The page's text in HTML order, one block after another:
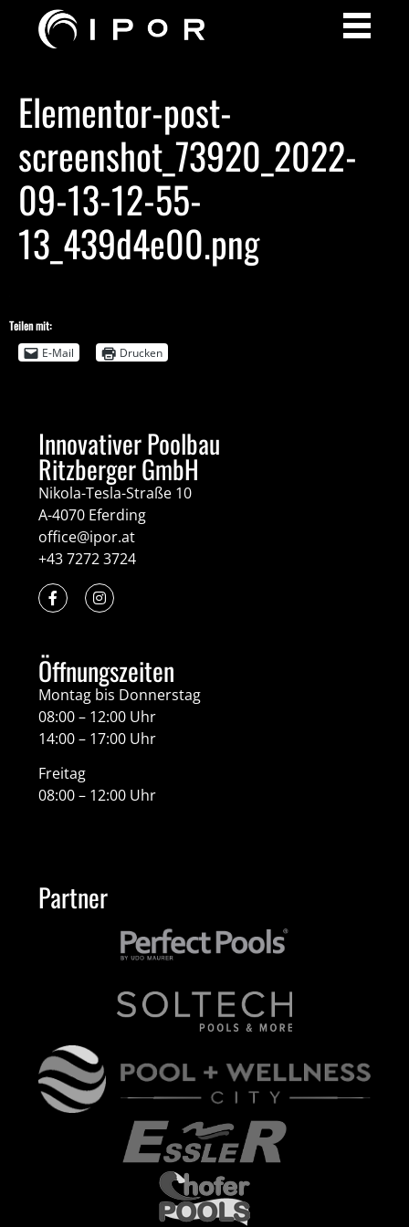
Elementor-post-
screenshot_73920_2022-
09-13-12-55-
13_439d4e00.png
Teilen mit:
E-Mail
Drucken
Innovativer Poolbau
Ritzberger GmbH
Nikola-Tesla-Straße 10
A-4070 Eferding
office@ipor.at
+43 7272 3724
Öffnungszeiten
Montag bis Donnerstag
08:00 – 12:00 Uhr
14:00 – 17:00 Uhr
Freitag
08:00 – 12:00 Uhr
Partner